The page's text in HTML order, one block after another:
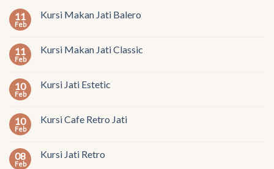
11
Feb
Kursi Makan Jati Balero
11
Feb
Kursi Makan Jati Classic
10
Feb
Kursi Jati Estetic
10
Feb
Kursi Cafe Retro Jati
08
Feb
Kursi Jati Retro